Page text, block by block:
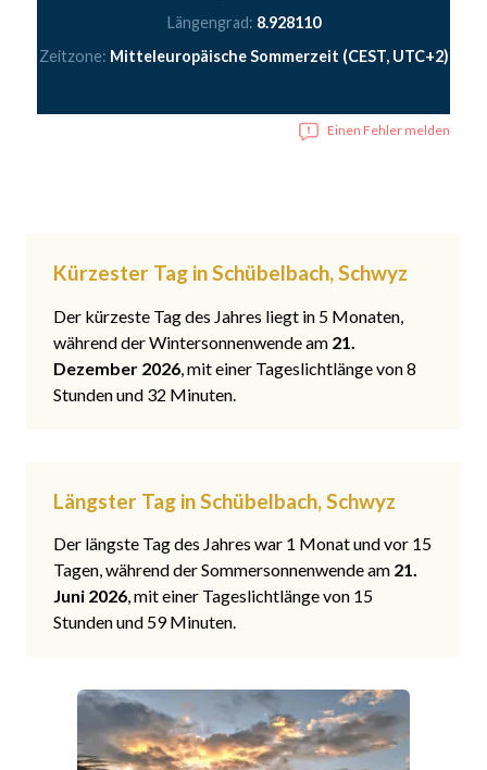
Längengrad: 8.928110
Zeitzone: Mitteleuropäische Sommerzeit (CEST, UTC+2)
Einen Fehler melden
Kürzester Tag in Schübelbach, Schwyz
Der kürzeste Tag des Jahres liegt in 5 Monaten,
während der Wintersonnenwende am 21.
Dezember 2026, mit einer Tageslichtlänge von 8
Stunden und 32 Minuten.
Längster Tag in Schübelbach, Schwyz
Der längste Tag des Jahres war 1 Monat und vor 15
Tagen, während der Sommersonnenwende am 21.
Juni 2026, mit einer Tageslichtlänge von 15
Stunden und 59 Minuten.